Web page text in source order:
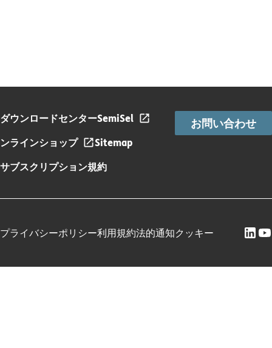
ダウンロードセンターSemiSel
ンラインショップ
Sitemap
サブスクリプション規約
お問い合わせ
プライバシーポリシー利用規約法的通知クッキー